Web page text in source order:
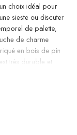
choix idéal pour
sieste ou discuter
de palette,
de charme
en bois de pin
très durable et
a une
l’ensemble dans
nous vous